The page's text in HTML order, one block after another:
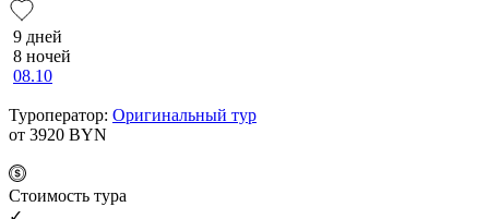
9 дней
8 ночей
08.10
Туроператор: Оригинальный тур
от 3920 BYN
Cтоимость тура